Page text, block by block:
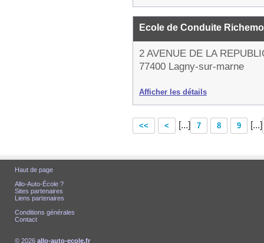
Ecole de Conduite
2 AVENUE DE LA
77400 Lagny-sur-marne
Afficher les détails
<< < [...] 7 8 9 [...]
Haut de page
Allo-Auto-École ?
Sites partenaires
Liens partenaires
Conditions générales
Contact
© 2026 allo-auto-ecole.fr